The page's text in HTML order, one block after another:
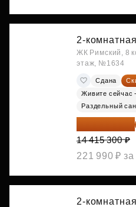
2-
ЖК Римский, 8
этаж, №1634
Сдана
Живите сейчас
Раздельный
11 388 087 ₽
14 415 300 ₽
221 990 ₽ за
2-